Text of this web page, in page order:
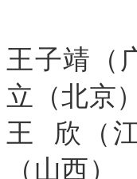
王子靖（
立（北京）
王 欣（
（山西）